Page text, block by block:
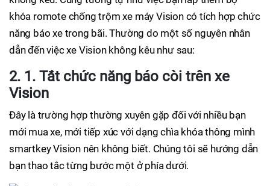
khóa romote chống trộm xe máy Vision có tích hợp chức
năng báo xe trong bãi. Thường do một số nguyên nhân
dẫn đến việc xe Vision không kêu như sau:
2. 1. Tắt chức năng báo còi trên xe
Vision
Đây là trường hợp thường xuyên gặp đối với nhiều bạn
mới mua xe, mới tiếp xúc với dạng chìa khóa thông mình
smartkey Vision nên không biết. Chúng tôi sẽ hướng dẫn
bạn thao tắc từng bước một ở phía dưới.